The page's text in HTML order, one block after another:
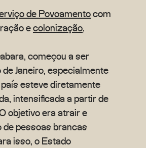
de Povoamentocom
ecolonização,
começou a ser
Janeiro, especialmente
esteve diretamente
intensificada a partir de
objetivo era atrair e
de pessoas brancas
isso, o Estado